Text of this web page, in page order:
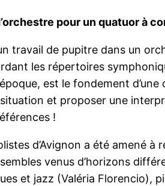
pour un quatuor à
travail de pupitre dans un
les répertoires
est le fondement d’une
situation et proposer une
!
d’Avignon a été amené à
venus d’horizons
et jazz (Valéria Florencio),